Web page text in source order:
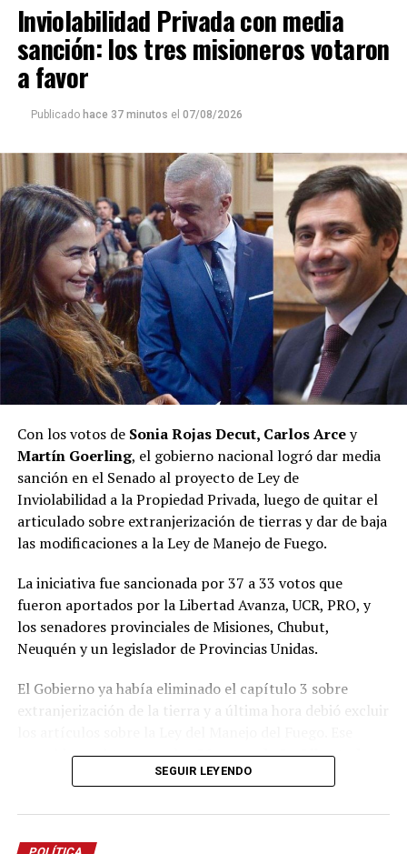
Inviolabilidad Privada con media
sanción: los tres misioneros votaron
a favor
Publicado hace 37 minutos el 07/08/2026
Con los votos de Sonia Rojas Decut, Carlos Arcey
Martín Goerling, el gobierno nacional logró dar media
sanción en el Senado al proyecto de Ley de
Inviolabilidad a la Propiedad Privada, luego de quitar el
articulado sobre extranjerización de tierras y dar de baja
las modificaciones a la Ley de Manejo de Fuego.
La iniciativa fue sancionada por 37 a 33 votos que
fueron aportados por la Libertad Avanza, UCR, PRO, y
los senadores provinciales de Misiones, Chubut,
Neuquén y un legislador de Provincias Unidas.
El Gobierno ya había eliminado el capítulo 3 sobre
extranjerización de la tierra y a última hora debió excluir
respaldo se obtuvo con los21 votos de La Libertad
9 de la UCR,3 del PRO, los dos senadores
correntinoCarlos “Camau” Espínolay la chubutense
Edith Terenzi
SEGUIR LEYENDO